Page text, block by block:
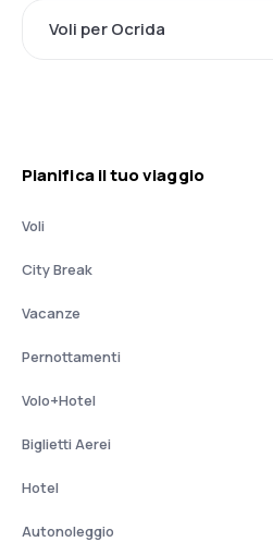
Voli per Ocrida
Pianifica il tuo viaggio
Voli
City Break
Vacanze
Pernottamenti
Volo+Hotel
Biglietti Aerei
Hotel
Autonoleggio